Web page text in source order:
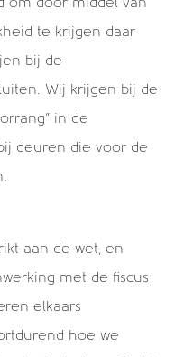
om door middel van
te krijgen daar
bij de
Wij krijgen bij de
in de
deuren die voor de
aan de wet, en
met de fiscus
elkaars
hoe we